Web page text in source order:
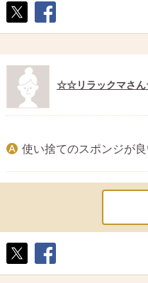
ト
ア
☆☆リラックマさ
使い捨てのスポンジが
ト
ア